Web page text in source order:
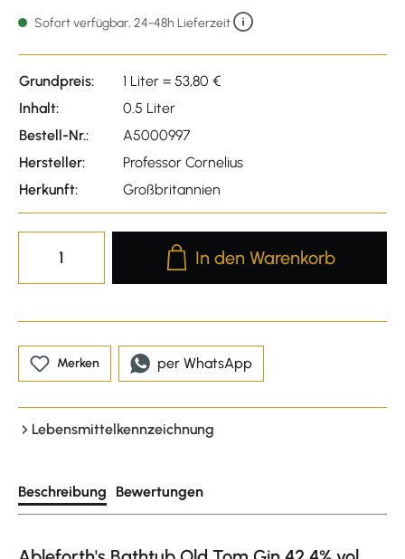
Sofort verfügbar, 24-48h Lieferzeit
Grundpreis:
1 Liter = 53,80 €
Inhalt:
0.5 Liter
Bestell-Nr.:
A5000997
Hersteller:
Professor Cornelius
Herkunft:
Großbritannien
Produkt Anzahl: Gib den
In den Warenkorb
Merken per WhatsApp
Lebensmittelkennzeichnung
Beschreibung Bewertungen